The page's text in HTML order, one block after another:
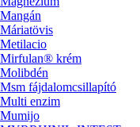
Mangán
Máriatövis
Metilacio
Mirfulan® krém
Molibdén
Msm fájdalomcsillapító
Multi enzim
Mumijo